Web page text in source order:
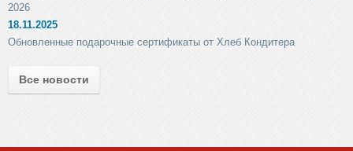
2026
18.11.2025
Обновленные подарочные сертификаты от Хлеб Кондитера
Все новости